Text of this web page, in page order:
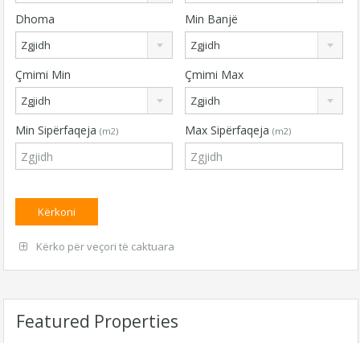
Dhoma
Zgjidh
Min Banjë
Zgjidh
Çmimi Min
Zgjidh
Çmimi Max
Zgjidh
Min Sipërfaqeja (m2) Max Sipërfaqeja(m2)
Kërko për veçori të caktuara
Featured Properties